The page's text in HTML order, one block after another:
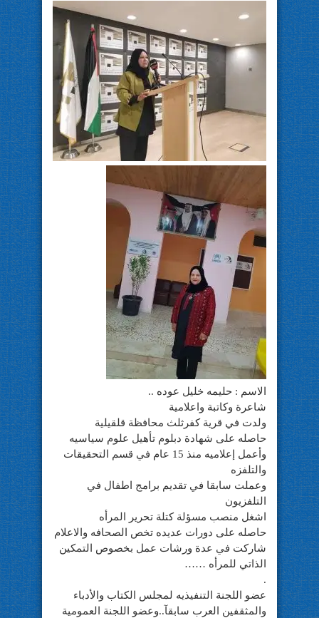
الاسم : حليمه خليل عوده ..
شاعرة وكاتبة واعلامية
ولدت في قرية كفرثلث محافظة قلقيلية
حاصله على شهادة دبلوم تأهيل علوم سياسيه
وأعمل إعلاميه منذ 15 عام في قسم التحقيقات
والتلفزه
وعملت سابقا في تقديم برامج اطفال في
التلفزيون
اشغل منصب مسؤلة كتلة تحرير المرأه
حاصله على دورات عديده تخص الصحافه والاعلام
شاركت في عدة ورشات عمل بخصوص التمكين
الذاتي للمرأه ……
.
عضو اللجنة التنفيذيه لمجلس الكتاب والأدباء
والمثقفين العرب سابقآ..وعضو اللجنة العمومية